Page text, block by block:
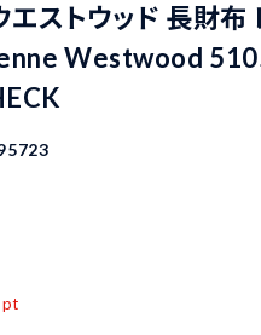
エストウッド 長財布
Westwood
pt